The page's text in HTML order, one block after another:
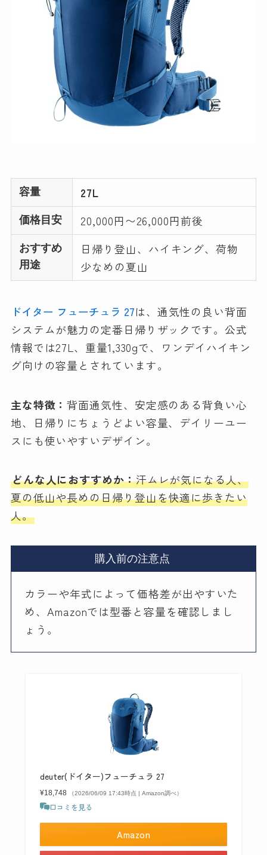
容量 27L
価格目安 20,000円〜26,000円前後
おすすめ
用途
日帰り登山、ハイキング、荷物
少なめの夏山
ドイター フューチュラ 27は、通気性の良い背面
システムが魅力の定番日帰りザックです。公式
情報では27L、重量1,330gで、ワンデイハイキン
グ向けの容量とされています。
主な特徴：背面通気性、安定感のある背負い心
地、日帰りにちょうどよい容量、デイリーユー
スにも使いやすいデザイン。
どんな人におすすめか：汗ムレが気になる人、
夏の低山や長めの日帰り登山を快適に歩きたい
人。
購入前の注意点
カラーや年式によって価格差が出やすいた
め、Amazonでは型番と容量を確認しまし
ょう。
deuter(ドイター)フューチュラ 27
¥18,748 （2026/06/09 17:43時点 | Amazon調べ）
口コミを見る
Amazon